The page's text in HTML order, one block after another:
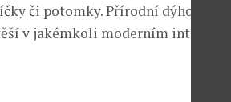
či potomky. Přírodní dýhovaný
v jakémkoli moderním interiéru a